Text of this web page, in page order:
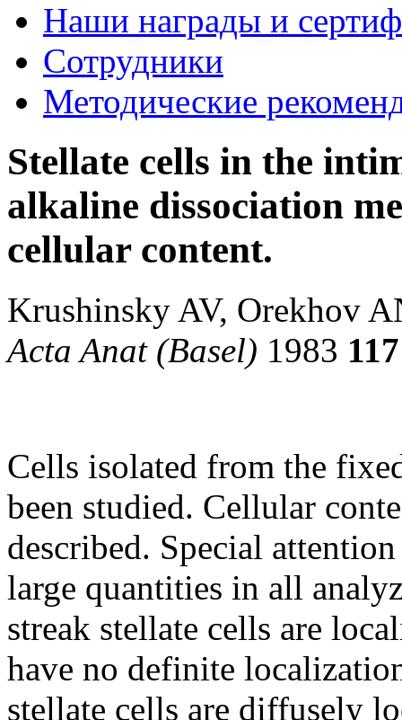
Наши награды и
Сотрудники
Методические
Stellate cells in the
alkaline dissociation
cellular content.
Krushinsky AV, Orekhov
Acta Anat (Basel) 1983
Cells isolated from the
been studied. Cellular
described. Special
large quantities in all
streak stellate cells are
have no definite
stellate cells are diffusely